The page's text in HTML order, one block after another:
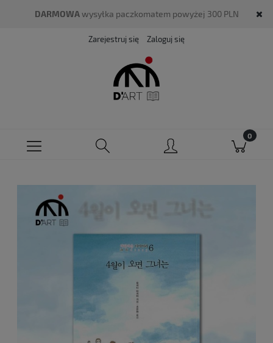
DARMOWAwysyłka paczkomatem powyżej 300 PLN
Zarejestruj się Zaloguj się